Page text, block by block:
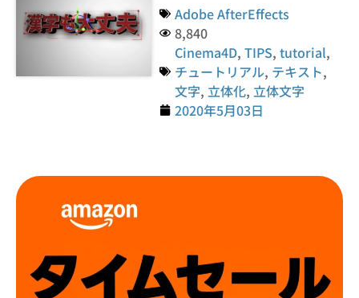
Adobe AfterEffects
8,840
Cinema4D,TIPS,tutorial,
チュートリアル, テキスト,
文字,立体化,立体文字
2020年5月03日